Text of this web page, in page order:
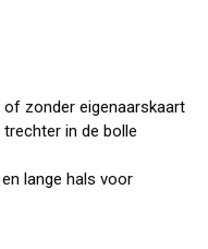
zonder eigenaarskaart
in de bolle
lange hals voor